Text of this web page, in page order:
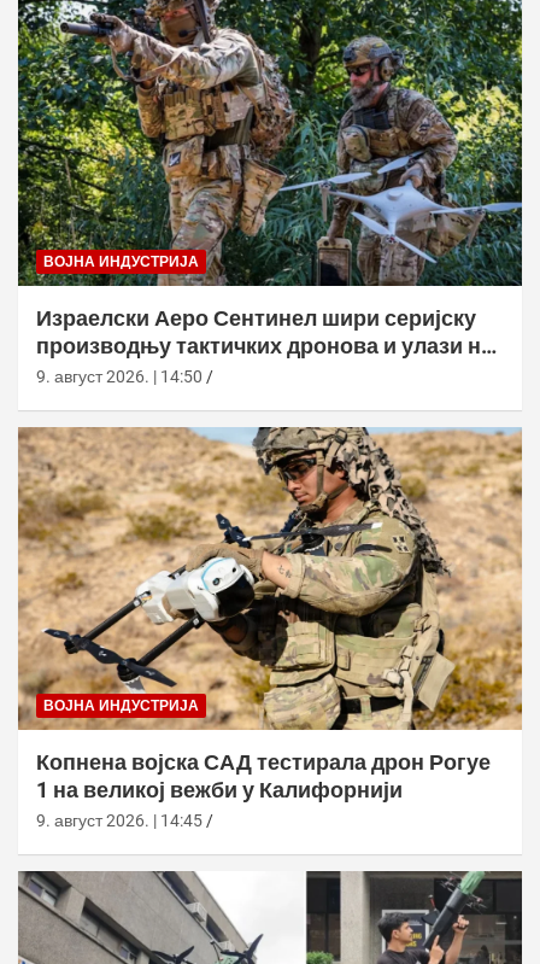
ВОЈНА ИНДУСТРИЈА
Израелски Аеро Сентинел шири серијску
производњу тактичких дронова и улази на
нова тржишта
9. август 2026. | 14:50
ВОЈНА ИНДУСТРИЈА
Копнена војска САД тестирала дрон Рогуе
1 на великој вежби у Калифорнији
9. август 2026. | 14:45